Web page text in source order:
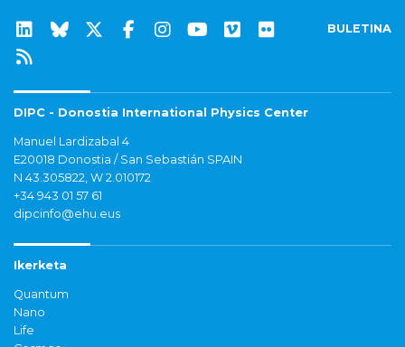
BULETINA
DIPC - Donostia International Physics Center
Manuel Lardizabal 4
E20018 Donostia / San Sebastián SPAIN
N 43.305822, W 2.010172
+34 943 01 57 61
dipcinfo@ehu.eus
Ikerketa
Quantum
Nano
Life